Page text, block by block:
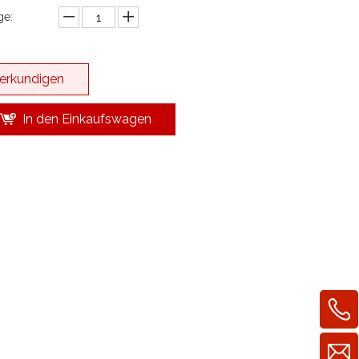
erkundigen
In den Einkaufswagen